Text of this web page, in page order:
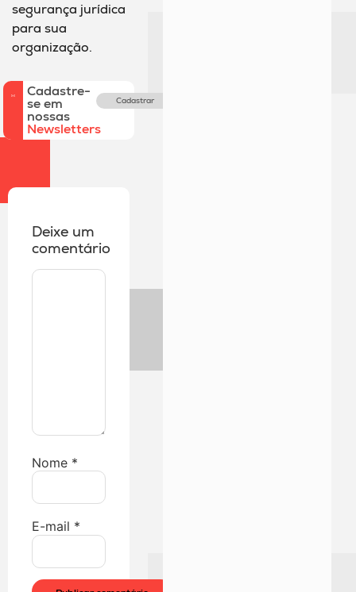
segurança jurídica
para sua
organização.
Cadastre-
se em
nossas
Newsletters
Cadastrar
Deixe um
comentário
Nome *
E-mail *